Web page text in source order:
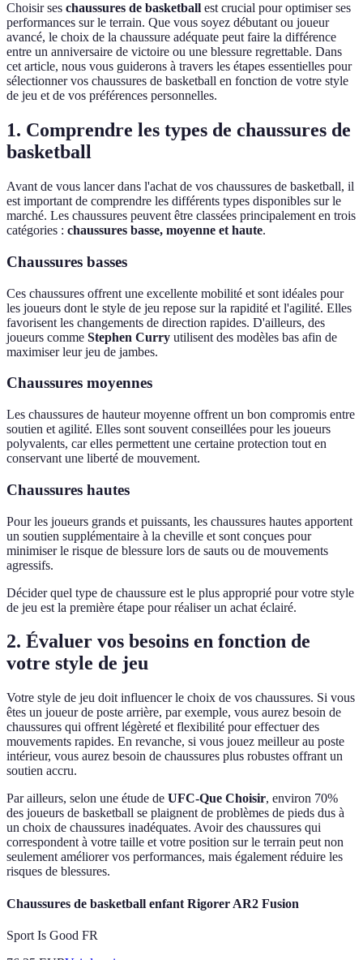
Choisir ses chaussures de basketball est crucial pour optimiser ses
performances sur le terrain. Que vous soyez débutant ou joueur
avancé, le choix de la chaussure adéquate peut faire la différence
entre un anniversaire de victoire ou une blessure regrettable. Dans
cet article, nous vous guiderons à travers les étapes essentielles pour
sélectionner vos chaussures de basketball en fonction de votre style
de jeu et de vos préférences personnelles.
1. Comprendre les types de chaussures de
basketball
Avant de vous lancer dans l'achat de vos chaussures de basketball, il
est important de comprendre les différents types disponibles sur le
marché. Les chaussures peuvent être classées principalement en trois
catégories : chaussures basse, moyenne et haute.
Chaussures basses
Ces chaussures offrent une excellente mobilité et sont idéales pour
les joueurs dont le style de jeu repose sur la rapidité et l'agilité. Elles
favorisent les changements de direction rapides. D'ailleurs, des
joueurs comme Stephen Curry utilisent des modèles bas afin de
maximiser leur jeu de jambes.
Chaussures moyennes
Les chaussures de hauteur moyenne offrent un bon compromis entre
soutien et agilité. Elles sont souvent conseillées pour les joueurs
polyvalents, car elles permettent une certaine protection tout en
conservant une liberté de mouvement.
Chaussures hautes
Pour les joueurs grands et puissants, les chaussures hautes apportent
un soutien supplémentaire à la cheville et sont conçues pour
minimiser le risque de blessure lors de sauts ou de mouvements
agressifs.
Décider quel type de chaussure est le plus approprié pour votre style
de jeu est la première étape pour réaliser un achat éclairé.
2. Évaluer vos besoins en fonction de
votre style de jeu
Votre style de jeu doit influencer le choix de vos chaussures. Si vous
êtes un joueur de poste arrière, par exemple, vous aurez besoin de
chaussures qui offrent légèreté et flexibilité pour effectuer des
mouvements rapides. En revanche, si vous jouez meilleur au poste
intérieur, vous aurez besoin de chaussures plus robustes offrant un
soutien accru.
Par ailleurs, selon une étude de UFC-Que Choisir, environ 70%
des joueurs de basketball se plaignent de problèmes de pieds dus à
un choix de chaussures inadéquates. Avoir des chaussures qui
correspondent à votre taille et votre position sur le terrain peut non
seulement améliorer vos performances, mais également réduire les
risques de blessures.
Chaussures de basketball enfant Rigorer AR2 Fusion
Sport Is Good FR